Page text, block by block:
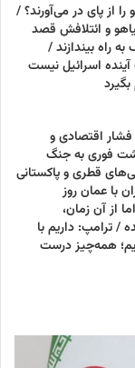
را از پای در می‌آورند؟ /
و ائتلافش قصد
به راه بیندازند /
اسرائیل نیست
اقتصادی و
فوری به جنگ
قطری و پاکستانی
با عمان روز
از آن زمان،
/ ترامپ: داریم با
همه‌چیز درست